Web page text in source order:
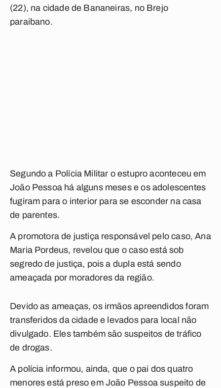
(22), na cidade de Bananeiras, no Brejo
paraibano.
Segundo a Polícia Militar o estupro aconteceu em
João Pessoa há alguns meses e os adolescentes
fugiram para o interior para se esconder na casa
de parentes.
A promotora de justiça responsável pelo caso, Ana
Maria Pordeus, revelou que o caso está sob
segredo de justiça, pois a dupla está sendo
ameaçada por moradores da região.
Devido as ameaças, os irmãos apreendidos foram
transferidos da cidade e levados para local não
divulgado. Eles também são suspeitos de tráfico
de drogas.
A polícia informou, ainda, que o pai dos quatro
menores está preso em João Pessoa suspeito de